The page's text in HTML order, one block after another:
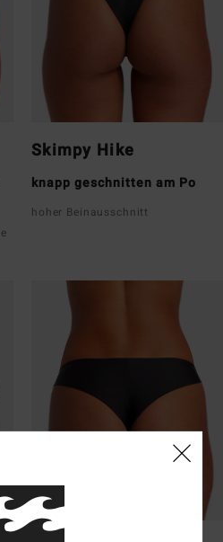
Skimpy Hike
knapp geschnitten am Po
hoher Beinausschnitt